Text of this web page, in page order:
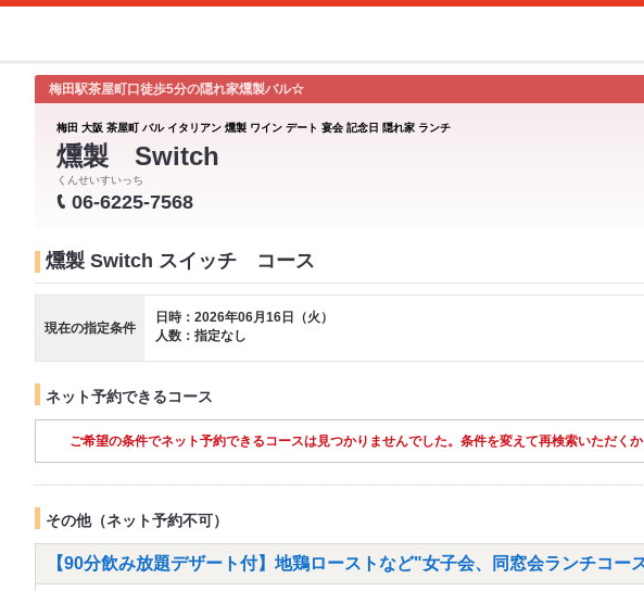
梅田駅茶屋町口徒歩5分の隠れ家燻製バル☆
梅田 大阪 茶屋町 バル イタリアン 燻製 ワイン デート 宴会 記念日 隠れ家 ランチ
燻製 Switch
くんせいすいっち
06-6225-7568
燻製 Switch スイッチ コース
現在の指定条件
日時：2026年06月16日（火）
人数：指定なし
ネット予約できるコース
ご希望の条件でネット予約できるコースは見つかりませんでした。条件を変えて再検索いただくか
その他（ネット予約不可）
【90分飲み放題デザート付】地鶏ローストなど"女子会、同窓会ランチコー